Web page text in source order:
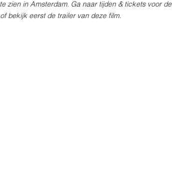
zien in Amsterdam. Ga naar tijden & tickets voor de
bekijk eerst de trailer van deze film.